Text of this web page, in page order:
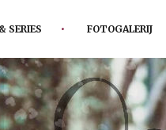
SERIES FOTOGALERIJ